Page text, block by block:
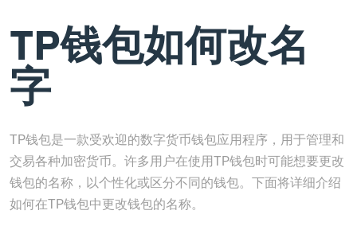
TP钱包如何改名
字
TP钱包是一款受欢迎的数字货币钱包应用程序，用于管理和
交易各种加密货币。许多用户在使用TP钱包时可能想要更改
钱包的名称，以个性化或区分不同的钱包。下面将详细介绍
如何在TP钱包中更改钱包的名称。